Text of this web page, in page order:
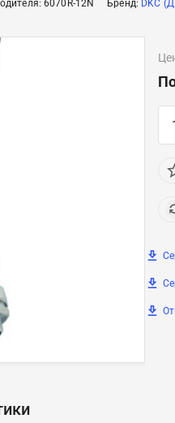
:6070R-12N Бренд: DKC